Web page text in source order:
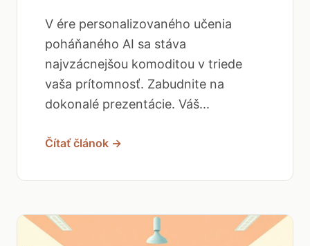
V ére personalizovaného učenia
poháňaného AI sa stáva
najvzácnejšou komoditou v triede
vaša prítomnosť. Zabudnite na
dokonalé prezentácie. Váš...
Čítať článok →